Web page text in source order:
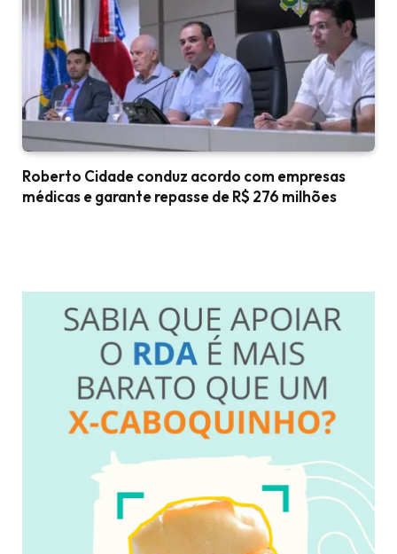
Roberto Cidade conduz acordo com empresas
médicas e garante repasse de R$ 276 milhões